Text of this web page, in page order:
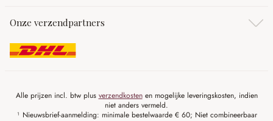
Onze verzendpartners
Alle prijzen incl. btw plus verzendkostenen mogelijke leveringskosten, indien
niet anders vermeld.
¹ Nieuwsbrief-aanmelding: minimale bestelwaarde € 60; Niet combineerbaar